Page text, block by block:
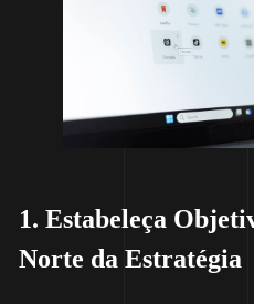
1. Estabeleça
Norte da Estratégia